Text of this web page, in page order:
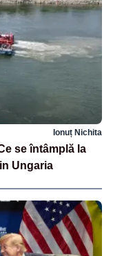
Ionuț Nichita
se întâmplă la
Ungaria